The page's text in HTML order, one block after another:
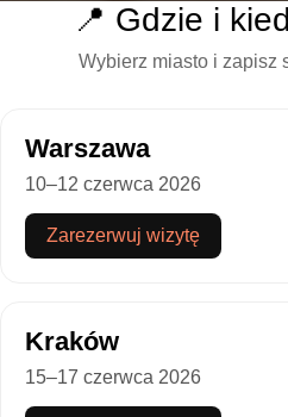
📍 Gdzie i
Wybierz miasto i zapisz
Warszawa
10–12 czerwca 2026
Zarezerwuj wizytę
Kraków
15–17 czerwca 2026